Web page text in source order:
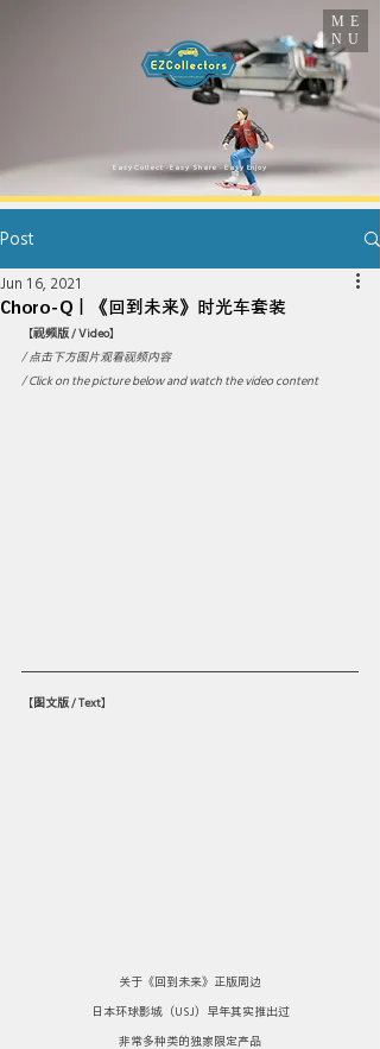
​Easy Collect · Easy Share · Easy Enjoy
ME
NU
Post
Choro-Q｜《回到未来》时光车套装
Jun 16, 2021
【视频版 / Video】
/ 点击下方图片观看视频内容
/ Click on the picture below and watch the video content
【 图文版 / Text】
关于《回到未来》正版周边
日本环球影城（USJ）早年其实推出过
非常多种类的独家限定产品